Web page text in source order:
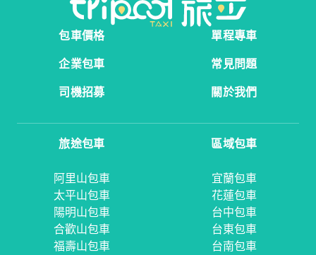
包車價格
單程專車
企業包車
常見問題
司機招募
關於我們
旅途包車
阿里山包車
太平山包車
陽明山包車
合歡山包車
福壽山包車
區域包車
宜蘭包車
花蓮包車
台中包車
台東包車
台南包車